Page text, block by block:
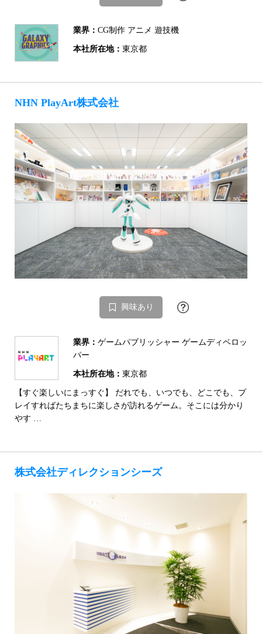
業界： CG制作 アニメ 遊技機
本社所在地： 東京都
NHN PlayArt株式会社
興味あり
業界： ゲームパブリッシャー ゲームディベロッ
パー
本社所在地： 東京都
【すぐ楽しいにまっすぐ】 だれでも、いつでも、どこでも、プ
レイすればたちまちに楽しさが訪れるゲーム。そこには分かり
やす …
株式会社ディレクションシーズ